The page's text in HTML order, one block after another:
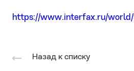
https://www.interfax.ru/
Назад к списку